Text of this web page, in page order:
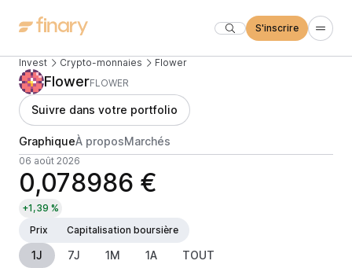
S'inscrire
Invest Crypto-monnaies Flower
FlowerFLOWER
Suivre dans votre portfolio
GraphiqueÀ proposMarchés
06 août 2026
0,078986 €
+1,39 %
Prix
Capitalisation boursière
1J 7J 1M 1A TOUT